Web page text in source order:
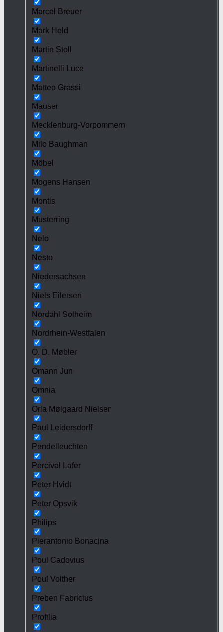
Marcel Breuer
Mark Held
Martin Stoll
Martinelli Luce
Matteo Grassi
Mauser
Mecklenburg-Vorpommern
Milo Baughman
Möbel
Mogens Hansen
Montis
Musterring
Nelo
Nesto
Niedersachsen
Niels Eilersen
Nordahl Solheim
Nordrhein-Westfalen
O. D. Møbler
Omann Jun
Omnia
Orla Mølgaard Nielsen
Paul Leidersdorff
Pendelleuchten
Percival Lafer
Peter Hvidt
Peter Opsvik
Philips
Pierantonio Bonacina
Poul Cadovius
Poul Volther
Preben Fabricius
Profilia